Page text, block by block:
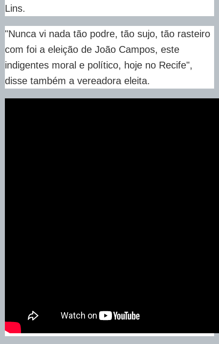
Lins.
"Nunca vi nada tão podre, tão sujo, tão rasteiro
com foi a eleição de João Campos, este
indigentes moral e político, hoje no Recife",
disse também a vereadora eleita.